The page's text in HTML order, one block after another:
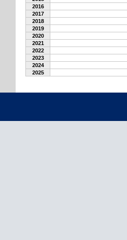
2016
2017
2018
2019
2020
2021
2022
2023
2024
2025